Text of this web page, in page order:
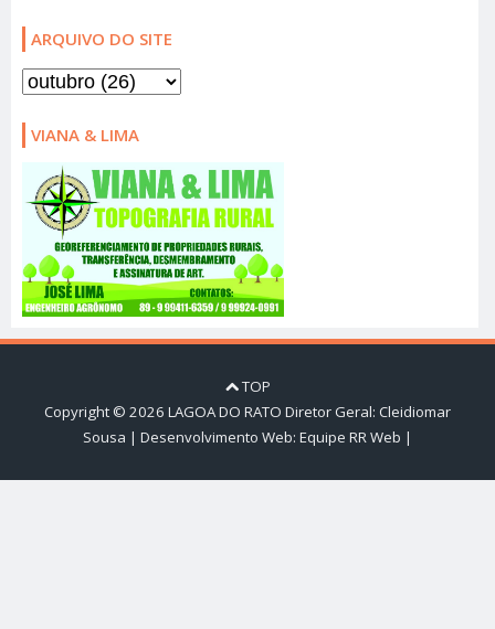
ARQUIVO DO SITE
VIANA & LIMA
TOP
Copyright © 2026 LAGOA DO RATO Diretor Geral: Cleidiomar
Sousa | Desenvolvimento Web: Equipe RR Web |